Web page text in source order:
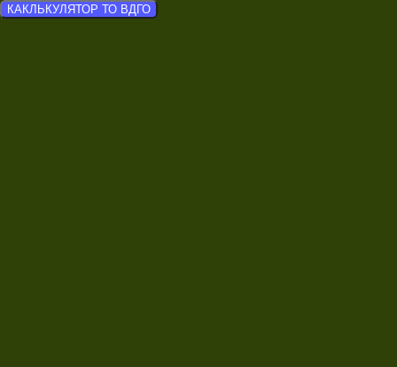
КАКЛЬКУЛЯТОР ТО ВДГО